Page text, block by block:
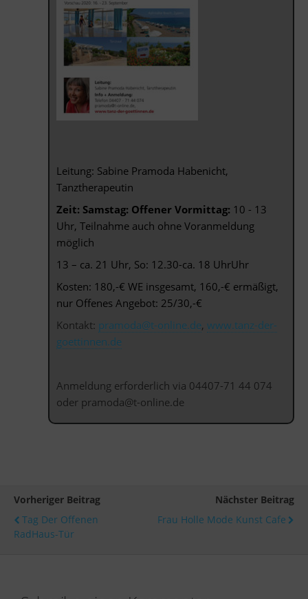
Leitung: Sabine Pramoda Habenicht,
Tanztherapeutin
Zeit: Samstag: Offener Vormittag: 10 - 13
Uhr, Teilnahme auch ohne Voranmeldung
möglich
13 – ca. 21 Uhr, So: 12.30-ca. 18 UhrUhr
Kosten: 180,-€ WE insgesamt, 160,-€ ermäßigt,
nur Offenes Angebot: 25/30,-€
Kontakt: pramoda@t-online.de, www.tanz-der-
goettinnen.de
Anmeldung erforderlich via 04407-71 44 074
oder pramoda@t-online.de
Vorheriger Beitrag
Tag Der Offenen
RadHaus-Tür
Nächster Beitrag
Frau Holle Mode Kunst Cafe